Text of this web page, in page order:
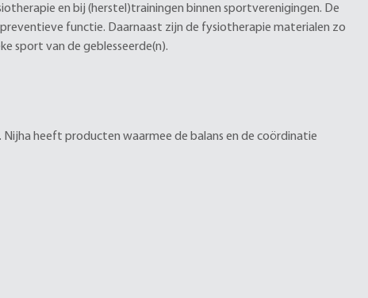
en bij (herstel)trainingen binnen sportverenigingen. De
functie. Daarnaast zijn de fysiotherapie materialen zo
sport van de geblesseerde(n).
heeft producten waarmee de balans en de coördinatie